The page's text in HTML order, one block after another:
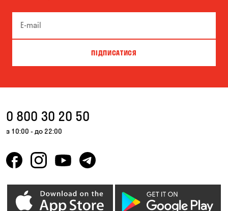
ПІДПИСАТИСЯ
0 800 30 20 50
з 10:00 - до 22:00